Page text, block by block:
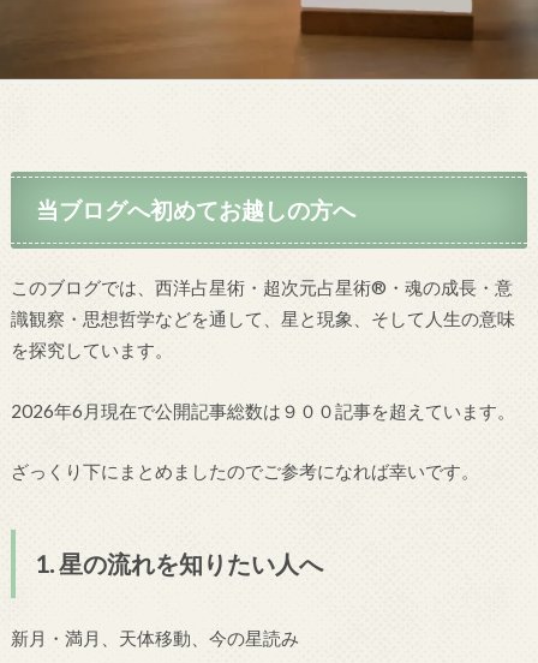
当ブログへ初めてお越しの方へ
このブログでは、西洋占星術・超次元占星術®・魂の成長・意
識観察・思想哲学などを通して、星と現象、そして人生の意味
を探究しています。
2026年6月現在で公開記事総数は９００記事を超えています。
ざっくり下にまとめましたのでご参考になれば幸いです。
1. 星の流れを知りたい人へ
新月・満月、天体移動、今の星読み